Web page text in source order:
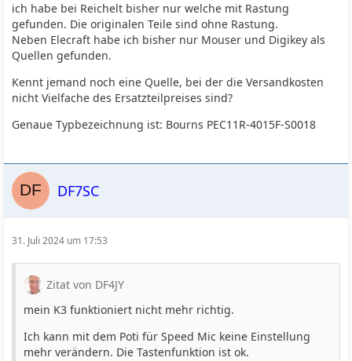
ich habe bei Reichelt bisher nur welche mit Rastung
gefunden. Die originalen Teile sind ohne Rastung.
Neben Elecraft habe ich bisher nur Mouser und Digikey als
Quellen gefunden.
Kennt jemand noch eine Quelle, bei der die Versandkosten
nicht Vielfache des Ersatzteilpreises sind?
Genaue Typbezeichnung ist: Bourns PEC11R-4015F-S0018
DF7SC
31. Juli 2024 um 17:53
Zitat von DF4JY
mein K3 funktioniert nicht mehr richtig.
Ich kann mit dem Poti für Speed Mic keine Einstellung
mehr verändern. Die Tastenfunktion ist ok.